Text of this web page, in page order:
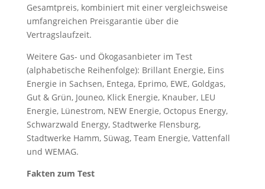
Gesamtpreis, kombiniert mit einer vergleichsweise
umfangreichen Preisgarantie über die
Vertragslaufzeit.
Weitere Gas- und Ökogasanbieter im Test
(alphabetische Reihenfolge): Brillant Energie, Eins
Energie in Sachsen, Entega, Eprimo, EWE, Goldgas,
Gut & Grün, Jouneo, Klick Energie, Knauber, LEU
Energie, Lünestrom, NEW Energie, Octopus Energy,
Schwarzwald Energy, Stadtwerke Flensburg,
Stadtwerke Hamm, Süwag, Team Energie, Vattenfall
und WEMAG.
Fakten zum Test